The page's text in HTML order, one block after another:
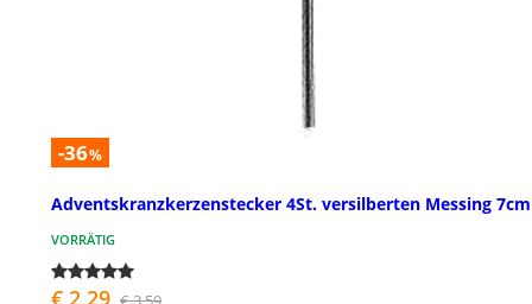
-36%
Adventskranzkerzenstecker 4St. versilberten Messing 7cm
VORRÄTIG
€ 2,29